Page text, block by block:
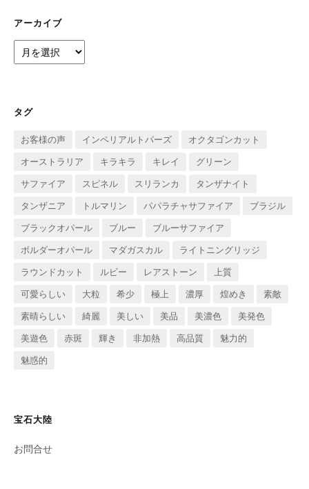
ー
アーカイブ
ー
ブ
タグ
お客様の声 インペリアルトパーズ
オクタゴンカット
オーストラリア
キラキラ キレイ
グリーン
サファイア
スピネル スリランカ
タンザナイト
タンザニア
トルマリン パパラチャサファイア
ブラジル
ブラックオパール
ブルー
ブルーサファイア
ボルダーオパール
マダガスカル
ライトニングリッジ
ラウンドカット
ルビー レアストーン
上質
可愛らしい
大粒 希少 極上 濃厚 煌めき
素敵
素晴らしい
綺麗 美しい 美品 美濃色
美発色
美遊色
赤斑 輝き 非加熱 高品質
魅力的
魅惑的
宝石大陸
お問合せ